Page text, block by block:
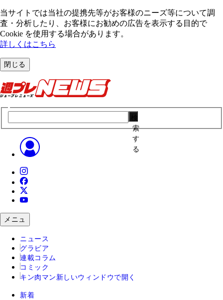
当サイトでは当社の提携先等がお客様のニーズ等について調
査・分析したり、お客様にお勧めの広告を表⽰する⽬的で
Cookie を使⽤する場合があります。
詳しくはこちら
閉じる
索
す
る
メニュ
ニュース
グラビア
連載コラム
コミック
キン肉マン 新しいウィンドウで開く
新着